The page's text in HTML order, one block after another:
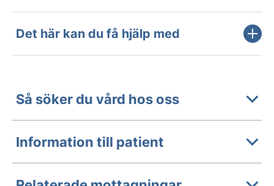
Det här kan du få hjälp med
Så söker du vård hos oss
Information till patient